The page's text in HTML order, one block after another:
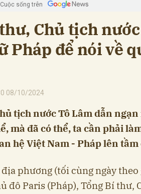
sống trên
Chủ tịch
Pháp để nói về
08/10/2024
tịch nước Tô Lâm dẫn
mà đã có thể, ta cần phải
hệ Việt Nam - Pháp lên tầm
phương (tối cùng ngày
đô Paris (Pháp), Tổng Bí thư,